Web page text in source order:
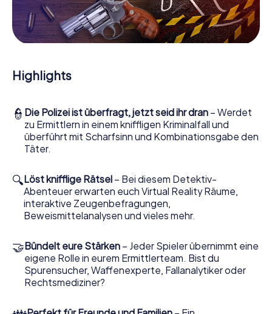
Mitmachkrimi in Skelmersdale - Die interaktive
Krimi Tour
herausholt! Ob Videoschalte zu einem Zeugen, geheimes
Mitmachkrimi nutzt sämtliche multimedialen Fähigkeiten
Ihres Handgeräts. Das Krimispiel in Skelmersdale holt aber
auch aus Ihnen und Ihren Mitstreitern verborgene Talente
heraus! Sie schlüpfen in spannende Rollen und meistern
Fallanalytiker oder Gerichtsmediziner. Sie bekommen
herausfordernde Zusatzaufgaben auf Ihre Handys
gespielt, die Ihrem jeweiligem Charakter entsprechen
und dem Schlagwort „Abwechslungsreichtum“ an ganz
neue Bedeutung verleihen.
Das Krimispiel in Skelmersdale kann beginnen!
Nun fehlt Ihnen nur noch eine Kleinigkeit, um mit Ihren
Ermittlungen in Skelmersdale zu starten: Ihr Ticketcode!
Highlights
👮 Die Polizei ist überfragt, jetzt seid ihr dran – Werdet
zu Ermittlern in einem kniffligen Kriminalfall und
überführt mit Scharfsinn und Kombinationsgabe den
Täter.
🔍Löst knifflige Rätsel – Bei diesem Detektiv-
Abenteuer erwarten euch Virtual Reality Räume,
interaktive Zeugenbefragungen,
Beweismittelanalysen und vieles mehr.
🤝Bündelt eure Stärken – Jeder Spieler übernimmt eine
eigene Rolle in eurem Ermittlerteam. Bist du
Spurensucher, Waffenexperte, Fallanalytiker oder
Rechtsmediziner?